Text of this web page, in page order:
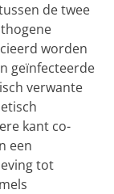
de twee
worden
geïnfecteerde
verwante
kant co-
een
tot